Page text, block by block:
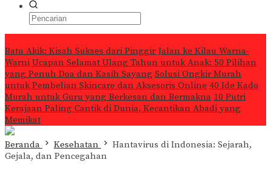
Batu Akik: Kisah Sukses dari Pinggir Jalan ke Kilau Warna-
Warni Ucapan Selamat Ulang Tahun untuk Anak: 50 Pilihan
yang Penuh Doa dan Kasih Sayang Solusi Ongkir Murah
untuk Pembelian Skincare dan Aksesoris Online 40 Ide Kado
Murah untuk Guru yang Berkesan dan Bermakna 10 Putri
Kerajaan Paling Cantik di Dunia, Kecantikan Abadi yang
Memikat
Beranda Kesehatan
Hantavirus di Indonesia: Sejarah,
Gejala, dan Pencegahan